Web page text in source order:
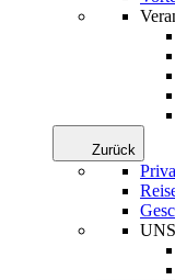
Zurück